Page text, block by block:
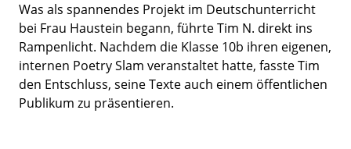
Was als spannendes Projekt im Deutschunterricht
bei Frau Haustein begann, führte Tim N. direkt ins
Rampenlicht. Nachdem die Klasse 10b ihren eigenen,
internen Poetry Slam veranstaltet hatte, fasste Tim
den Entschluss, seine Texte auch einem öffentlichen
Publikum zu präsentieren.